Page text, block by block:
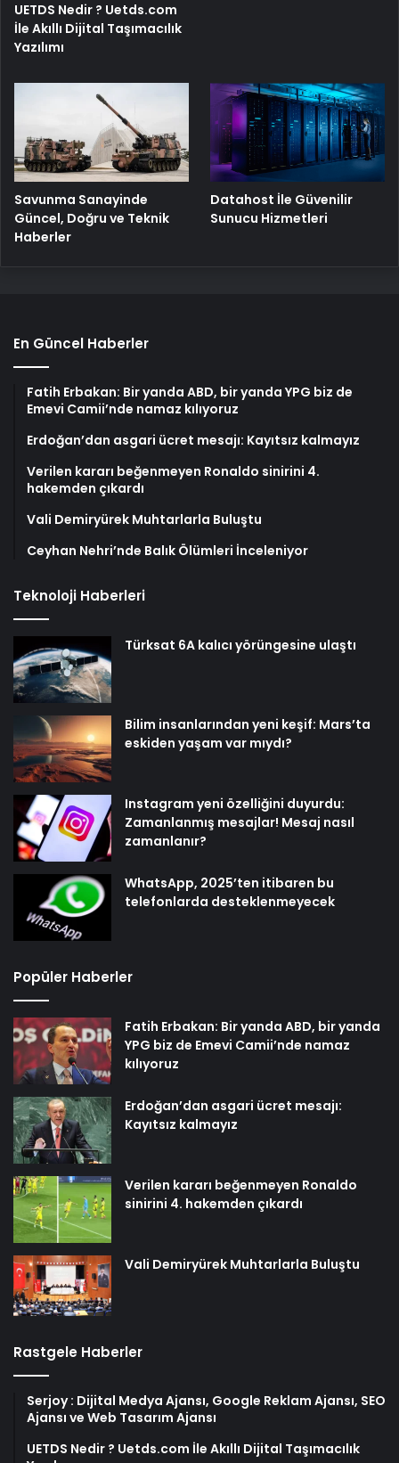
UETDS Nedir ? Uetds.com
İle Akıllı Dijital Taşımacılık
Yazılımı
Savunma Sanayinde
Güncel, Doğru ve Teknik
Haberler
Datahost İle Güvenilir
Sunucu Hizmetleri
En Güncel Haberler
Fatih Erbakan: Bir yanda ABD, bir yanda YPG biz de
Emevi Camii’nde namaz kılıyoruz
Erdoğan’dan asgari ücret mesajı: Kayıtsız kalmayız
Verilen kararı beğenmeyen Ronaldo sinirini 4.
hakemden çıkardı
Vali Demiryürek Muhtarlarla Buluştu
Ceyhan Nehri’nde Balık Ölümleri İnceleniyor
Teknoloji Haberleri
Türksat 6A kalıcı yörüngesine ulaştı
Bilim insanlarından yeni keşif: Mars’ta
eskiden yaşam var mıydı?
Instagram yeni özelliğini duyurdu:
Zamanlanmış mesajlar! Mesaj nasıl
zamanlanır?
WhatsApp, 2025’ten itibaren bu
telefonlarda desteklenmeyecek
Popüler Haberler
Fatih Erbakan: Bir yanda ABD, bir yanda
YPG biz de Emevi Camii’nde namaz
kılıyoruz
Erdoğan’dan asgari ücret mesajı:
Kayıtsız kalmayız
Verilen kararı beğenmeyen Ronaldo
sinirini 4. hakemden çıkardı
Vali Demiryürek Muhtarlarla Buluştu
Rastgele Haberler
Serjoy : Dijital Medya Ajansı, Google Reklam Ajansı, SEO
Ajansı ve Web Tasarım Ajansı
UETDS Nedir ? Uetds.com İle Akıllı Dijital Taşımacılık